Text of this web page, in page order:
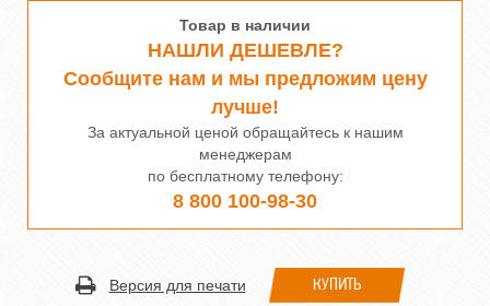
Товар в наличии
НАШЛИ ДЕШЕВЛЕ?
Сообщите нам и мы предложим цену
лучше!
За актуальной ценой обращайтесь к нашим
менеджерам
по бесплатному телефону:
8 800 100-98-30
Версия для печати КУПИТЬ